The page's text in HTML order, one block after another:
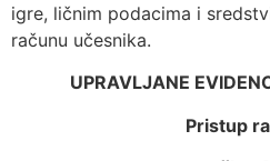
igre, ličnim podacima i
računu učesnika.
UPRAVLJANE
Pristup